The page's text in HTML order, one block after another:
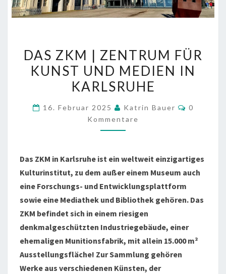
ZKM
|
ZENTRUM
KUNST
DAS ZKM | ZENTRUM FÜR
KUNST UND MEDIEN IN
KARLSRUHE
16. Februar 2025 Katrin Bauer
0
Kommentare
Das ZKM in Karlsruhe ist ein weltweit einzigartiges
Kulturinstitut, zu dem außer einem Museum auch
eine Forschungs- und Entwicklungsplattform
sowie eine Mediathek und Bibliothek gehören. Das
ZKM befindet sich in einem riesigen
denkmalgeschützten Industriegebäude, einer
ehemaligen Munitionsfabrik, mit allein 15.000 m²
Ausstellungsfläche! Zur Sammlung gehören
Werke aus verschiedenen Künsten, der